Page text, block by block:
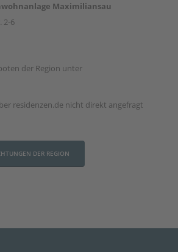
Maximiliansau
2-6
der Region unter
residenzen.de nicht direkt angefragt
DER REGION